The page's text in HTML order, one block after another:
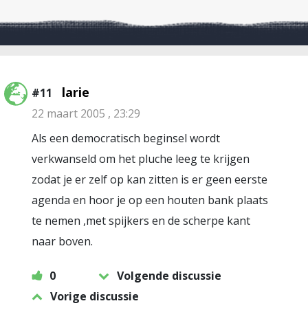
#11 larie
22 maart 2005 , 23:29
Als een democratisch beginsel wordt
verkwanseld om het pluche leeg te krijgen
zodat je er zelf op kan zitten is er geen eerste
agenda en hoor je op een houten bank plaats
te nemen ,met spijkers en de scherpe kant
naar boven.
0
Volgende discussie
Vorige discussie